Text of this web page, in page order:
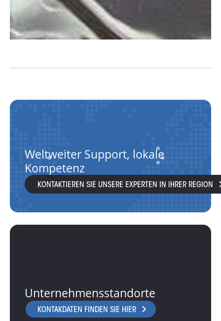
Weltweiter Support, lokale
Kompetenz
KONTAKTIEREN SIE UNSERE EXPERTEN IN IHRER REGION
Unternehmensstandorte
KONTAKDATEN FINDEN SIE HIER